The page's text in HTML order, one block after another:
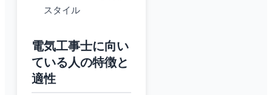
スタイル
電気工事士に向い
ている人の特徴と
適性